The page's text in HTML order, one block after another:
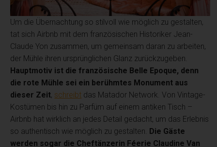
Um die Übernachtung so stilvoll wie möglich zu gestalten,
tat sich Airbnb mit dem französischen Historiker Jean-
Claude Yon zusammen, um gemeinsam daran zu arbeiten,
der Mühle ihren ursprünglichen Glanz zurückzugeben.
Hauptmotiv ist die französische Belle Epoque, denn
die rote Mühle sei ein berühmtes Monument aus
dieser Zeit, schreibt das Matador Network. Von Vintage-
Kostümen bis hin zu Parfüm auf einem antiken Tisch –
Airbnb hat wirklich an jedes Detail gedacht, um das Erlebnis
so authentisch wie möglich zu gestalten. Die Gäste
werden sogar die Cheftänzerin Féerie Claudine Van